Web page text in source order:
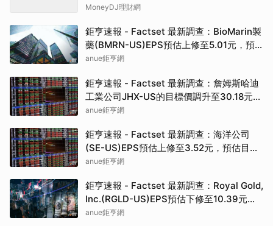
MoneyDJ理財網
鉅亨速報 - Factset 最新調查：BioMarin製
藥(BMRN-US)EPS預估上修至5.01元，預
估目標價為86.00元
anue鉅亨網
鉅亨速報 - Factset 最新調查：詹姆斯哈迪
工業公司JHX-US的目標價調升至30.18元，
幅度約3.65%
anue鉅亨網
鉅亨速報 - Factset 最新調查：海洋公司
(SE-US)EPS預估上修至3.52元，預估目標
價為142.50元
anue鉅亨網
鉅亨速報 - Factset 最新調查：Royal Gold,
Inc.(RGLD-US)EPS預估下修至10.39元，
預估目標價為307.50元
anue鉅亨網